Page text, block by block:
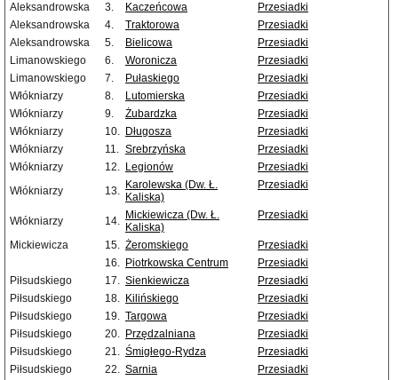
Aleksandrowska
3. Kaczeńcowa
Przesiadki
Aleksandrowska
4. Traktorowa
Przesiadki
Aleksandrowska
5. Bielicowa
Przesiadki
Limanowskiego
6. Woronicza
Przesiadki
Limanowskiego
7. Pułaskiego
Przesiadki
Włókniarzy
8. Lutomierska
Przesiadki
Włókniarzy
9. Żubardzka
Przesiadki
Włókniarzy
10. Długosza
Przesiadki
Włókniarzy
11. Srebrzyńska
Przesiadki
Włókniarzy
12. Legionów
Przesiadki
Włókniarzy
13. Karolewska (Dw. Ł.
Kaliska)
Przesiadki
Włókniarzy 14. Mickiewicza (Dw. Ł.
Kaliska)
Przesiadki
Mickiewicza 15. Żeromskiego
Przesiadki
16. Piotrkowska Centrum
Przesiadki
Piłsudskiego
17. Sienkiewicza
Przesiadki
Piłsudskiego
18. Kilińskiego
Przesiadki
Piłsudskiego
19. Targowa
Przesiadki
Piłsudskiego
20. Przędzalniana
Przesiadki
Piłsudskiego
21. Śmigłego-Rydza
Przesiadki
Piłsudskiego
22. Sarnia
Przesiadki